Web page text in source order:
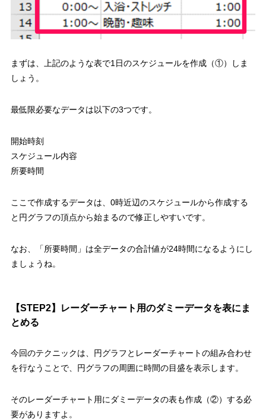
まずは、 上記のような表で1日のスケジュールを作成（①）
しま
しょう。
最低限必要なデータは以下の3つです。
開始時刻
スケジュール内容
所要時間
ここで作成するデータは、 0時近辺のスケジュールから作成する
と円グラフの頂点から始まるので修正しやすいです。
なお、 「所要時間」は全データの合計値が24時間になるようにし
ましょうね。
【STEP2】レーダーチャート用のダミーデータを表にま
とめる
今回のテクニックは、円グラフとレーダーチャートの組み合わせ
を行なうことで、円グラフの周囲に時間の目盛を表示します。
そのレーダーチャート用にダミーデータの表も作成（②） する必
要がありますよ。